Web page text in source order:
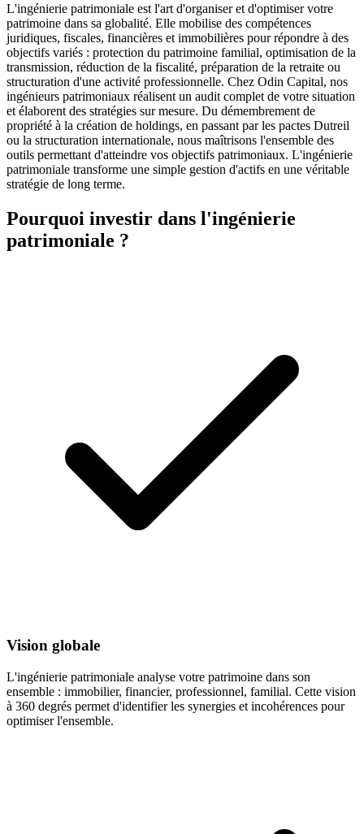
L'ingénierie patrimoniale est l'art d'organiser et d'optimiser votre
patrimoine dans sa globalité. Elle mobilise des compétences
juridiques, fiscales, financières et immobilières pour répondre à des
objectifs variés : protection du patrimoine familial, optimisation de la
transmission, réduction de la fiscalité, préparation de la retraite ou
structuration d'une activité professionnelle. Chez Odin Capital, nos
ingénieurs patrimoniaux réalisent un audit complet de votre situation
et élaborent des stratégies sur mesure. Du démembrement de
propriété à la création de holdings, en passant par les pactes Dutreil
ou la structuration internationale, nous maîtrisons l'ensemble des
outils permettant d'atteindre vos objectifs patrimoniaux. L'ingénierie
patrimoniale transforme une simple gestion d'actifs en une véritable
stratégie de long terme.
Pourquoi investir dans l'ingénierie
patrimoniale ?
Vision globale
L'ingénierie patrimoniale analyse votre patrimoine dans son
ensemble : immobilier, financier, professionnel, familial. Cette vision
à 360 degrés permet d'identifier les synergies et incohérences pour
optimiser l'ensemble.